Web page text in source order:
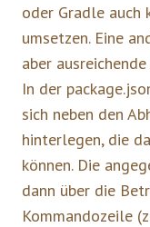
oder Gradle auch
umsetzen. Eine
aber
In der
sich neben den
hinterlegen, die
können. Die
dann über die
Kommandozeile